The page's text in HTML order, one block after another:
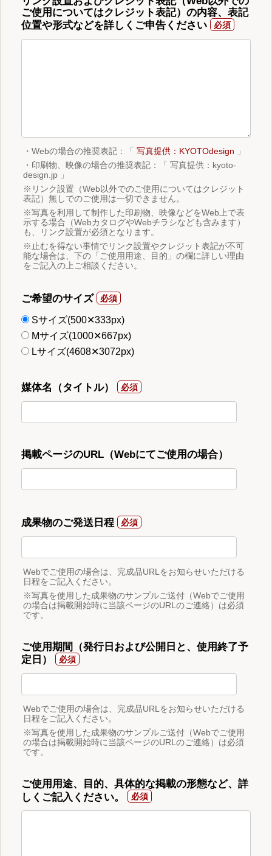
ご使用についてはクレジット表記）の内容、表記
位置や形式などを詳しくご申告ください
・Webの場合の推奨表記：「 写真提供：KYOTOdesign 」
・印刷物、映像の場合の推奨表記：「 写真提供：kyoto-
design.jp 」
※リンク設置（Web以外でのご使用についてはクレジット
表記）無しでのご使用は一切できません。
※写真を利用して制作した印刷物、映像などをWeb上で表
示する場合（WebカタログやWebチラシなども含みます）
も、リンク設置が必須となります。
※止むを得ない事情でリンク設置やクレジット表記が不可
能な場合は、下の「ご使用用途、目的」の欄に詳しい理由
をご記入の上ご相談ください。
ご希望のサイズ
Sサイズ(500✕333px)
Mサイズ(1000✕667px)
Lサイズ(4608✕3072px)
媒体名（タイトル）
掲載ページのURL（Webにてご使用の場合）
成果物のご発送日程
Webでご使用の場合は、完成品URLをお知らせいただける
日程をご記入ください。
※写真を使用した成果物のサンプルご送付（Webでご使用
の場合は掲載開始時に当該ページのURLのご連絡）は必須
です。
ご使用期間（発行日および公開日と、使用終了予
定日）
Webでご使用の場合は、完成品URLをお知らせいただける
日程をご記入ください。
※写真を使用した成果物のサンプルご送付（Webでご使用
の場合は掲載開始時に当該ページのURLのご連絡）は必須
です。
ご使用用途、目的、具体的な掲載の形態など、詳
しくご記入ください。